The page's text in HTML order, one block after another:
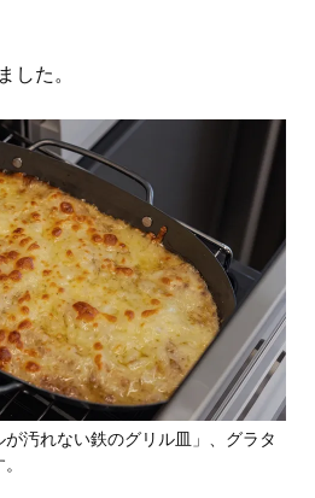
した。
汚れない鉄のグリル皿」、グラタ